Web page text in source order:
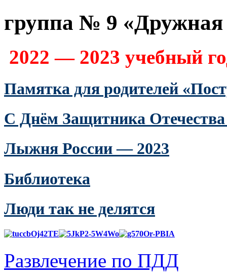
группа № 9 «Дружная
2022 — 2023 учебный
Памятка для родителей
С Днём Защитника Отечества
Лыжня России — 2023
Библиотека
Люди так не делятся
Развлечение по ПДД